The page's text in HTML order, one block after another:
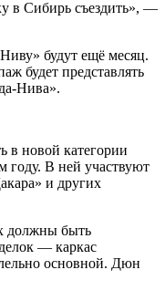
в Сибирь съездить», —
будут ещё месяц.
будет представлять
Нива».
в новой категории
году. В ней участвуют
и других
должны быть
— каркас
основной. Дюн